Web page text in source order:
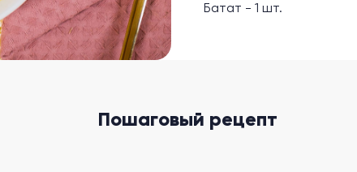
Батат - 1 шт.
Пошаговый рецепт